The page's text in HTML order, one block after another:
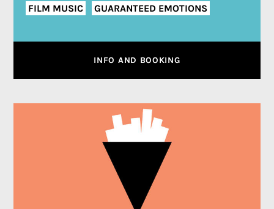
FILM MUSIC
GUARANTEED EMOTIONS
INFO AND BOOKING